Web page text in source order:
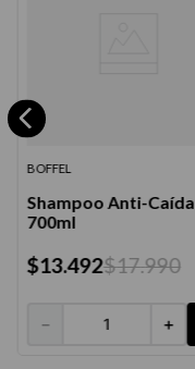
BOFFEL
Shampoo Anti-Caída
700ml
$13.492$17.990
＋
－